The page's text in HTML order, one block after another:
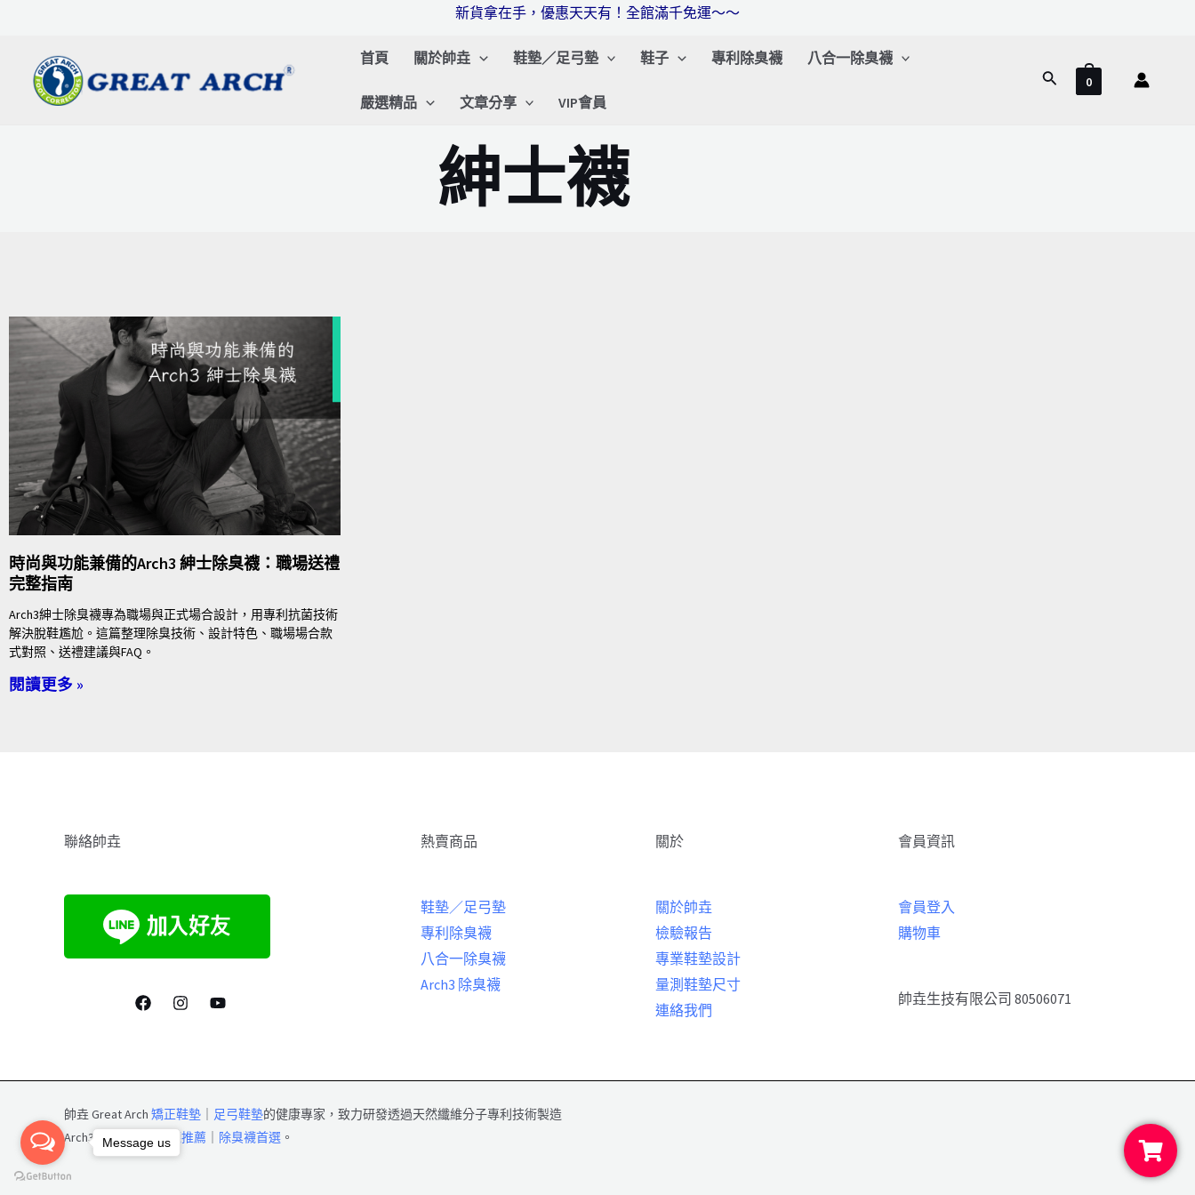
新貨拿在手，優惠天天有！全館滿千免運～～
首頁 關於帥垚 鞋墊／足弓墊 鞋子 專利除臭襪 八合一除臭襪
嚴選精品 文章分享 VIP會員
搜
0
紳士襪
時尚與功能兼備的Arch3 紳士除臭襪：職場送禮
完整指南
Arch3紳士除臭襪專為職場與正式場合設計，用專利抗菌技術
解決脫鞋尷尬。這篇整理除臭技術、設計特色、職場場合款
式對照、送禮建議與FAQ。
閱讀更多 »
聯絡帥垚 熱賣商品
鞋墊／足弓墊
專利除臭襪
八合一除臭襪
Arch3 除臭襪
關於
關於帥垚
檢驗報告
專業鞋墊設計
量測鞋墊尺寸
連絡我們
會員資訊
會員登入
購物車
帥垚生技有限公司 80506071
帥垚 Great Arch 矯正鞋墊 足弓鞋墊的健康專家，致力研發透過天然纖維分子專利技術製造
Arch3 除臭襪｜除臭襪推薦 除臭襪首選 。
Message us